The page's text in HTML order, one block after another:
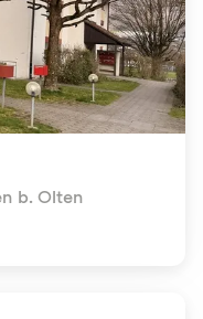
b. Olten